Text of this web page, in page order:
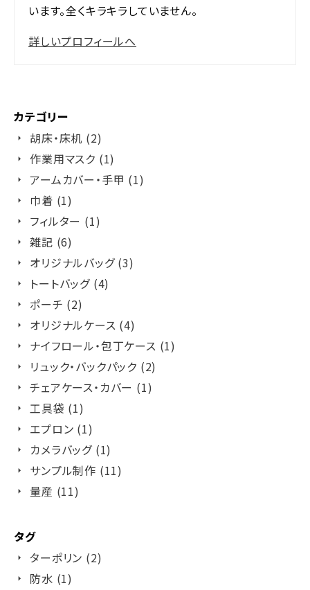
います。全くキラキラしていません。
詳しいプロフィールへ
カテゴリー
胡床・床机 (2)
作業用マスク (1)
アームカバー・手甲 (1)
巾着 (1)
フィルター (1)
雑記 (6)
オリジナルバッグ (3)
トートバッグ (4)
ポーチ (2)
オリジナルケース (4)
ナイフロール・包丁ケース (1)
リュック・バックパック (2)
チェアケース・カバー (1)
工具袋 (1)
エプロン (1)
カメラバッグ (1)
サンプル制作 (11)
量産 (11)
タグ
ターポリン (2)
防水 (1)